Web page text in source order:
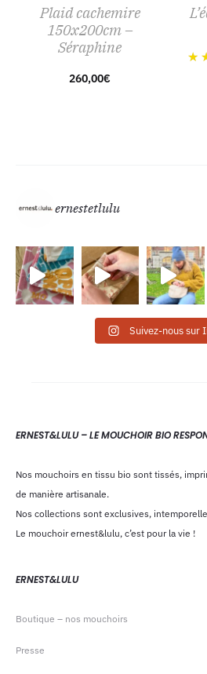
Plaid cachemire
150x200cm –
Séraphine
260,00€
ernestetlulu
Suivez-nous sur
ERNEST&LULU – LE MOUCHOIR BIO
Nos mouchoirs en tissu bio sont tissés,
de manière artisanale.
Nos collections sont exclusives,
Le mouchoir ernest&lulu, c’est pour la vie !
ERNEST&LULU
Boutique – nos mouchoirs
Presse